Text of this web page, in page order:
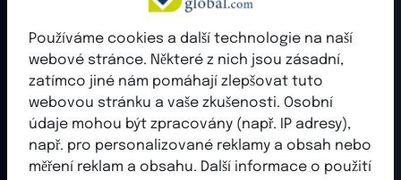
Nové možnosti pro
tvůj podnik –
digitálně a flexibilně.
Náš hybridní afiliční systém ti nabízí nástroje a možnosti, jak
podpořit svůj růst.
Používáme cookies a další technologie na naší
webové stránce. Některé z nich jsou zásadní,
zatímco jiné nám pomáhají zlepšovat tuto
webovou stránku a vaše zkušenosti. Osobní
údaje mohou být zpracovány (např. IP adresy),
např. pro personalizované reklamy a obsah nebo
měření reklam a obsahu. Další informace o použití